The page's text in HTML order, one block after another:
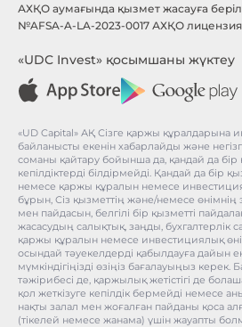
АХҚО аумағында қызмет жасауға
№AFSA-A-LA-2023-0017 АХҚО
«UDC Invest» қосымшаны жүктеу
«UD Capital» АҚ Сізге қаржы құралдарына
байланысты екенін хабарлайды және
соманы қайтару бойынша да, қандай да бір
кепілдіктерді білдірмейді. Қандай да бір
немесе қаржы құралын немесе
бұрын, Сіз қызметтің және/немесе өнімнің
мен пайдасын, белгілі бір қызметті
жасасудың салықтық, заңды, бухгалтерлік
қаржы құралын немесе инвестициялық
осындай тәуекелдерді қабылдауға дайын
мүмкіндігіңізді өзіңіз бағалауыңыз керек.
тәжірибесі де, қаржылық жетістігі де
қол жеткізуге кепілдік бермейді немесе
нақты залал мен жоғалған пайданы қоса
(тікелей немесе жанама) үшін жауапты